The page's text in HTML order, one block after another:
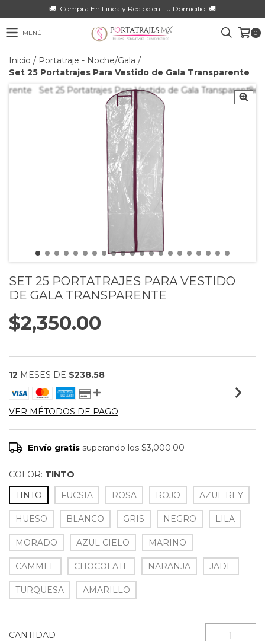
🚚 ¡Compra En Linea y Recibe en Tu Domicilio! 🚚
MENÚ 0
Inicio / Portatraje - Noche/Gala /
Set 25 Portatrajes Para Vestido de Gala Transparente
SET 25 PORTATRAJES PARA VESTIDO
DE GALA TRANSPARENTE
$2,350.00
12 MESES DE $238.58
VER MÉTODOS DE PAGO
Envío gratis superando los$3,000.00
COLOR: TINTO
TINTO
FUCSIA ROSA ROJO AZUL REY
HUESO BLANCO GRIS NEGRO LILA
MORADO AZUL CIELO MARINO
CAMMEL CHOCOLATE NARANJA JADE
TURQUESA AMARILLO
CANTIDAD